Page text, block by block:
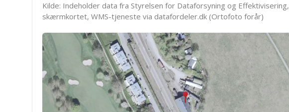
Kilde: Indeholder data fra Styrelsen for Dataforsyning og Effektivisering,
skærmkortet, WMS-tjeneste via datafordeler.dk (Ortofoto forår)